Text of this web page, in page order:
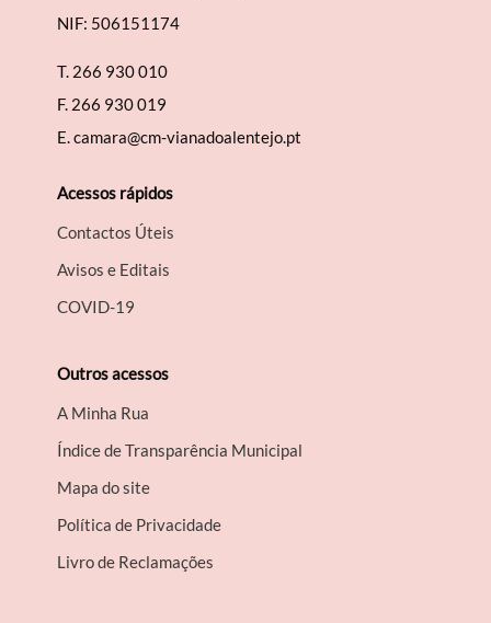
NIF: 506151174
T. 266 930 010
F. 266 930 019
E.camara@cm-vianadoalentejo.pt
Acessos rápidos
Contactos Úteis
Avisos e Editais
COVID-19
Outros acessos
A Minha Rua
Índice de Transparência Municipal
Mapa do site
Política de Privacidade
Livro de Reclamações